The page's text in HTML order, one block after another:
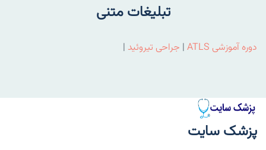
تبلیغات متنی
دوره آموزشی ATLS | جراحی تیروئید |
پزشک سایت